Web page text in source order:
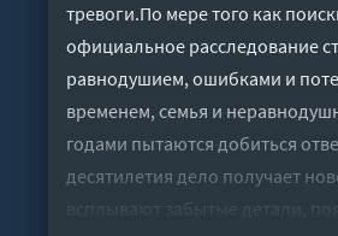
тревоги.По мере того как
официальное расследование
равнодушием, ошибками и
временем, семья и
годами пытаются добиться
десятилетия дело получает
всплывают забытые детали,